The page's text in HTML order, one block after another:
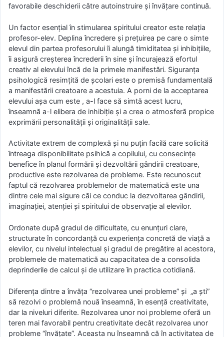
favorabile deschiderii către autoinstruire și învățare continuă.
Un factor esențial în stimularea spiritului creator este relația
profesor-elev. Deplina încredere și prețuirea pe care o simte
elevul din partea profesorului îi alungă timiditatea și inhibițiile,
îi asigură creșterea încrederii în sine și încurajează efortul
creativ al elevului încă de la primele manifestări. Siguranța
psihologică resimțită de școlari este o premisă fundamentală
a manifestării creatoare a acestuia. A porni de la acceptarea
elevului așa cum este , a-l face să simtă acest lucru,
înseamnă a-l elibera de inhibiție și a crea o atmosferă propice
exprimării personalității și originalității sale.
Activitate extrem de complexă și nu puțin facilă care solicită
întreaga disponibilitate psihică a copilului, cu consecințe
benefice în planul formării și dezvoltării gândirii creatoare,
productive este rezolvarea de probleme. Este recunoscut
faptul că rezolvarea problemelor de matematică este una
dintre cele mai sigure căi ce conduc la dezvoltarea gândirii,
imaginației, atenției și spiritului de observație al elevilor.
Ordonate după gradul de dificultate, cu enunțuri clare,
structurate în concordanță cu experiența concretă de viață a
elevilor, cu nivelul intelectual și gradul de pregătire al acestora,
problemele de matematică au capacitatea de a consolida
deprinderile de calcul și de utilizare în practica cotidiană.
Diferența dintre a învăța “rezolvarea unei probleme” și „a ști”
să rezolvi o problemă nouă înseamnă, în esență creativitate,
dar la niveluri diferite. Rezolvarea unor noi probleme oferă un
teren mai favorabil pentru creativitate decât rezolvarea unor
probleme “învățate”. Aceasta nu înseamnă că în activitatea de